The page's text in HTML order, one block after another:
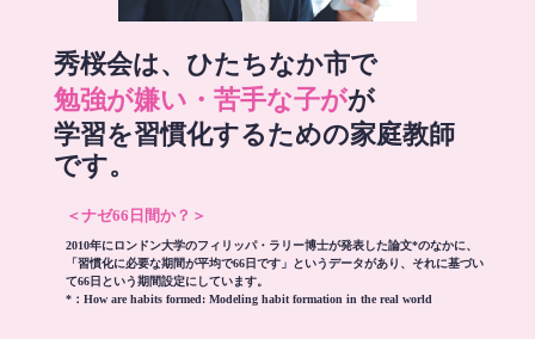
秀桜会は、ひたちなか市で
勉強が嫌い・苦手な子がが
学習を習慣化するための家庭教師
です。
＜ナゼ66日間か？＞
2010年にロンドン大学のフィリッパ・ラリー博士が発表した論文*のなかに、
「習慣化に必要な期間が平均で66日です」というデータがあり、それに基づい
て66日という期間設定にしています。
*： How are habits formed: Modeling habit formation in the real world